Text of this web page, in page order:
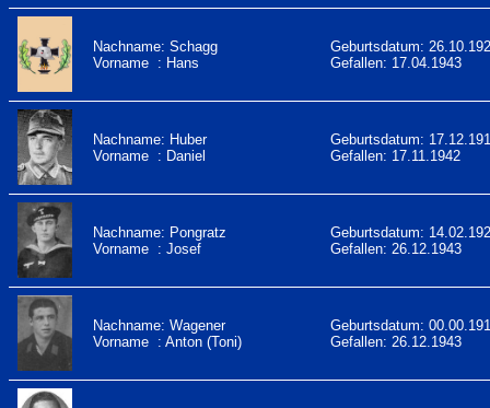
Nachname: Schagg
Vorname : Hans
Geburtsdatum:
Gefallen: 17.04.1943
Nachname: Huber
Vorname : Daniel
Geburtsdatum:
Gefallen: 17.11.1942
Nachname: Pongratz
Vorname : Josef
Geburtsdatum:
Gefallen: 26.12.1943
Nachname: Wagener
Vorname : Anton (Toni)
Geburtsdatum:
Gefallen: 26.12.1943